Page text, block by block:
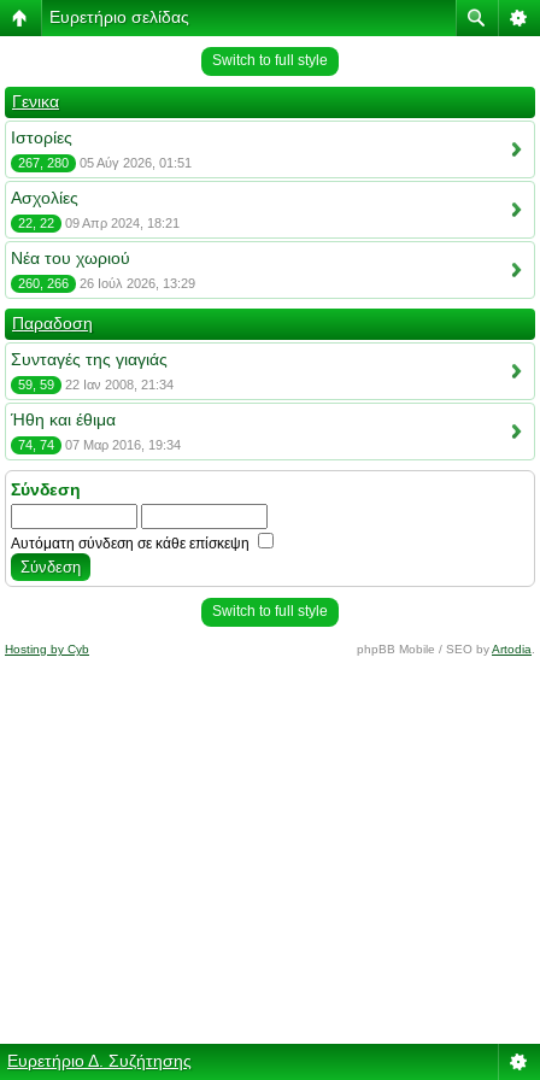
Ευρετήριο σελίδας
Switch to full style
Γενικα
Ιστορίες
267, 280 05 Αύγ 2026, 01:51
Ασχολίες
22, 22 09 Απρ 2024, 18:21
Νέα του χωριού
260, 266 26 Ιούλ 2026, 13:29
Παραδοση
Συνταγές της γιαγιάς
59, 59 22 Ιαν 2008, 21:34
Ήθη και έθιμα
74, 74 07 Μαρ 2016, 19:34
Σύνδεση
Αυτόματη σύνδεση σε κάθε επίσκεψη
Switch to full style
Hosting by Cyb phpBB Mobile / SEO byArtodia
Ευρετήριο Δ. Συζήτησης